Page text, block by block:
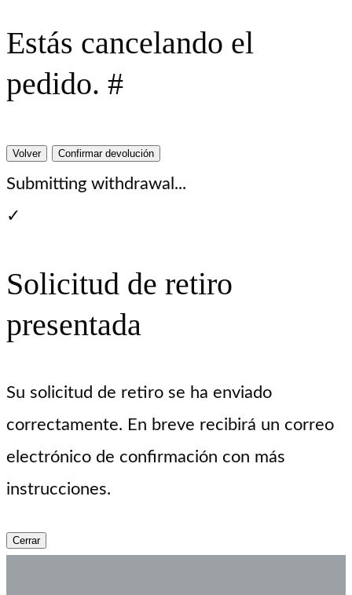
Estás cancelando el
pedido. #
Volver Confirmar devolución
Submitting withdrawal...
✓
Solicitud de retiro
presentada
Su solicitud de retiro se ha enviado
correctamente. En breve recibirá un correo
electrónico de confirmación con más
instrucciones.
Cerrar